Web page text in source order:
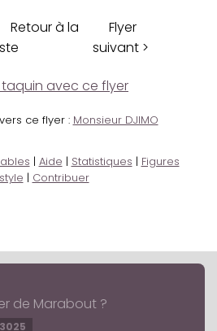
Retour à la
Flyer
suivant >
avec ce flyer
ce flyer : Monsieur DJIMO
| Aide | Statistiques | Figures
| Contribuer
de Marabout ?
3025